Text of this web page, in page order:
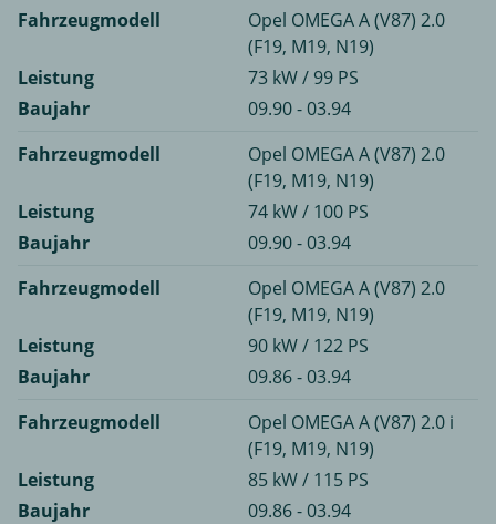
Fahrzeugmodell
Opel OMEGA A (V87) 2.0
(F19, M19, N19)
Leistung
73 kW / 99 PS
Baujahr
09.90 - 03.94
Fahrzeugmodell
Opel OMEGA A (V87) 2.0
(F19, M19, N19)
Leistung
74 kW / 100 PS
Baujahr
09.90 - 03.94
Fahrzeugmodell
Opel OMEGA A (V87) 2.0
(F19, M19, N19)
Leistung
90 kW / 122 PS
Baujahr
09.86 - 03.94
Fahrzeugmodell
Opel OMEGA A (V87) 2.0 i
(F19, M19, N19)
Leistung
85 kW / 115 PS
Baujahr
09.86 - 03.94